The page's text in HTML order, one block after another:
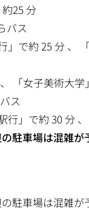
25 分
バス
」で約 25 分 、
「女子美術大
ス
行」で約 30 分
駐車場は混雑
駐車場は混雑が